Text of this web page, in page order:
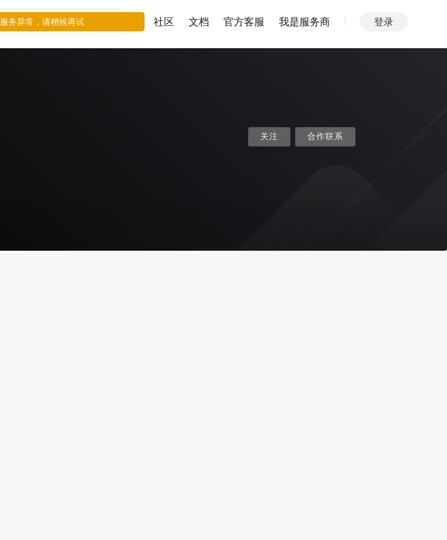
社区 文档 官方客服 我是服务商 登录
关注 合作联系
服务异常，请稍候再试